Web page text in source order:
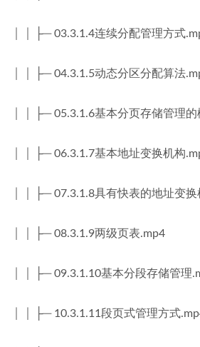
│ │ ├─ 03.3.1.4连续分配管理方式
│ │ ├─ 04.3.1.5动态分区分配算法
│ │ ├─ 05.3.1.6基本分页存储管理的
│ │ ├─ 06.3.1.7基本地址变换机构
│ │ ├─ 07.3.1.8具有快表的地址变换
│ │ ├─ 08.3.1.9两级页表.mp4
│ │ ├─ 09.3.1.10基本分段存储管理
│ │ ├─ 10.3.1.11段页式管理方式